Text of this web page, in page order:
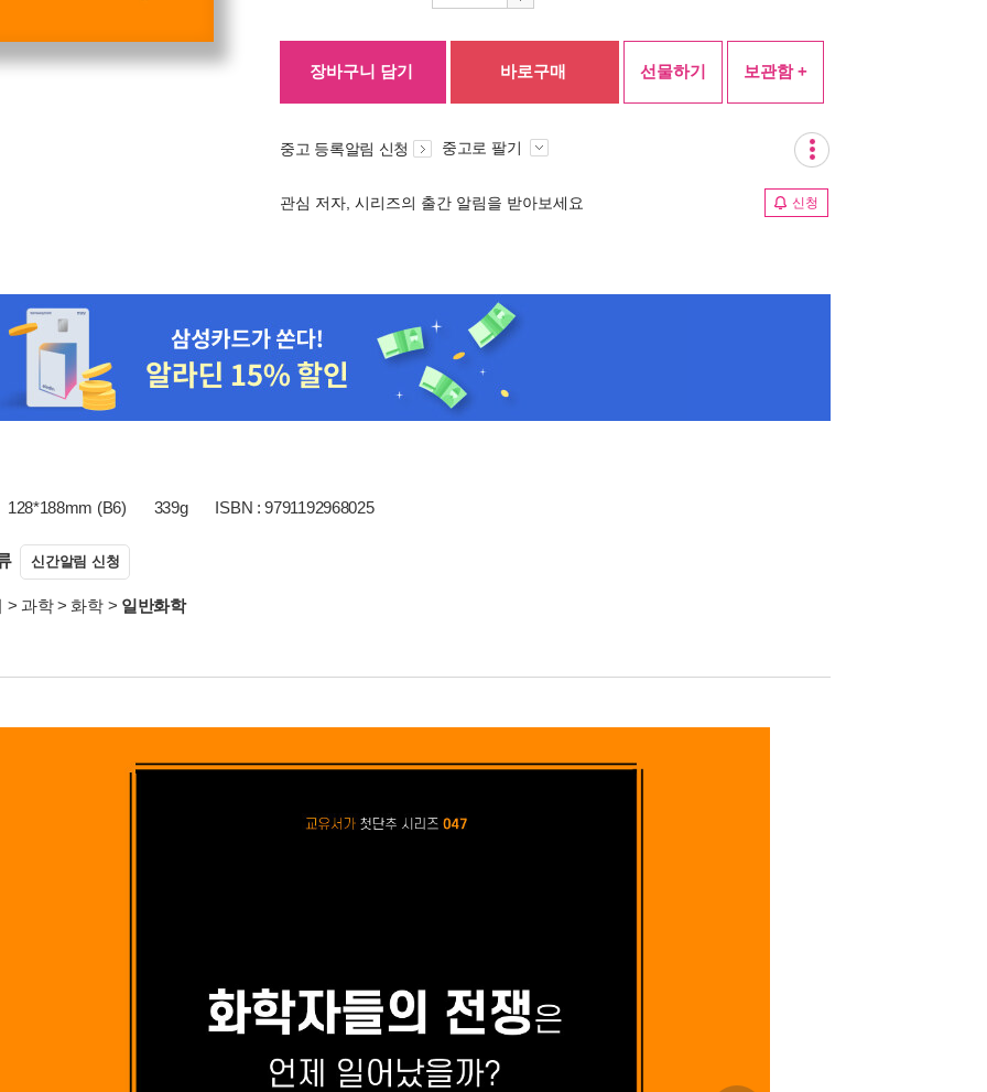
장바구니 담기 바로구매 선물하기 보관함 +
중고 등록알림 신청 중고로 팔기
관심 저자, 시리즈의 출간 알림을 받아보세요 신청
128*188mm (B6) 339g ISBN : 9791192968025
신간알림 신청
> 과학> 화학> 일반화학